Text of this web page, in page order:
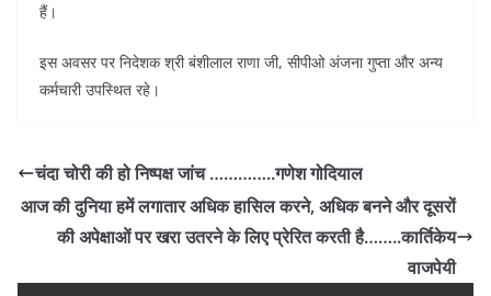
हैं।
इस अवसर पर निदेशक श्री बंशीलाल राणा जी, सीपीओ अंजना गुप्ता और अन्य
कर्मचारी उपस्थित रहे।
चंदा चोरी की हो निष्पक्ष जांच …………..गणेश गोदियाल
आज की दुनिया हमें लगातार अधिक हासिल करने, अधिक बनने और दूसरों
की अपेक्षाओं पर खरा उतरने के लिए प्रेरित करती है……..कार्तिकेय
वाजपेयी